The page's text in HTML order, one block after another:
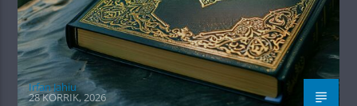
Irfan Jahiu
28 KORRIK, 2026